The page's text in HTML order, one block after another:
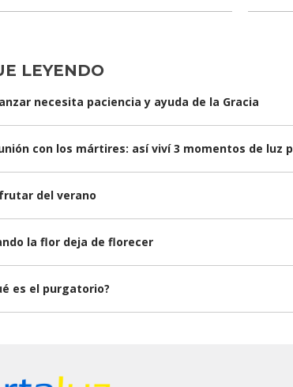
LEYENDO
necesita paciencia y ayuda de la Gracia
con los mártires: así viví 3 momentos de luz
del verano
la flor deja de florecer
es el purgatorio?